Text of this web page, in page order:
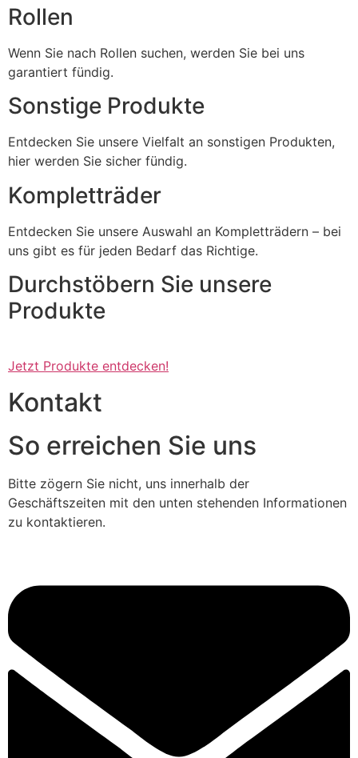
Rollen
Wenn Sie nach Rollen suchen, werden Sie bei uns
garantiert fündig.
Sonstige Produkte
Entdecken Sie unsere Vielfalt an sonstigen Produkten,
hier werden Sie sicher fündig.
Kompletträder
Entdecken Sie unsere Auswahl an Kompletträdern – bei
uns gibt es für jeden Bedarf das Richtige.
Durchstöbern Sie unsere
Produkte
Jetzt Produkte entdecken!
Kontakt
So erreichen Sie uns
Bitte zögern Sie nicht, uns innerhalb der
Geschäftszeiten mit den unten stehenden Informationen
zu kontaktieren.